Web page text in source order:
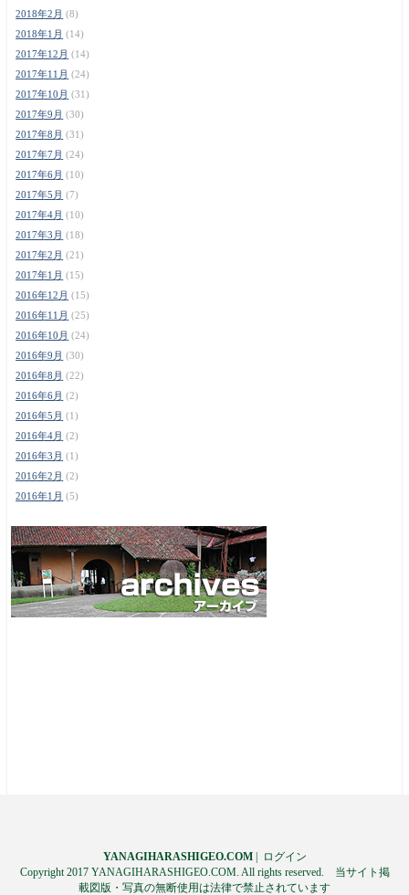
2018年2月 (8)
2018年1月 (14)
2017年12月 (14)
2017年11月 (24)
2017年10月 (31)
2017年9月 (30)
2017年8月 (31)
2017年7月 (24)
2017年6月 (10)
2017年5月 (7)
2017年4月 (10)
2017年3月 (18)
2017年2月 (21)
2017年1月 (15)
2016年12月 (15)
2016年11月 (25)
2016年10月 (24)
2016年9月 (30)
2016年8月 (22)
2016年6月 (2)
2016年5月 (1)
2016年4月 (2)
2016年3月 (1)
2016年2月 (2)
2016年1月 (5)
YANAGIHARASHIGEO.COM|
ログイン
Copyright 2017 YANAGIHARASHIGEO.COM. All rights reserved. 当サイト掲
載図版・写真の無断使用は法律で禁止されています